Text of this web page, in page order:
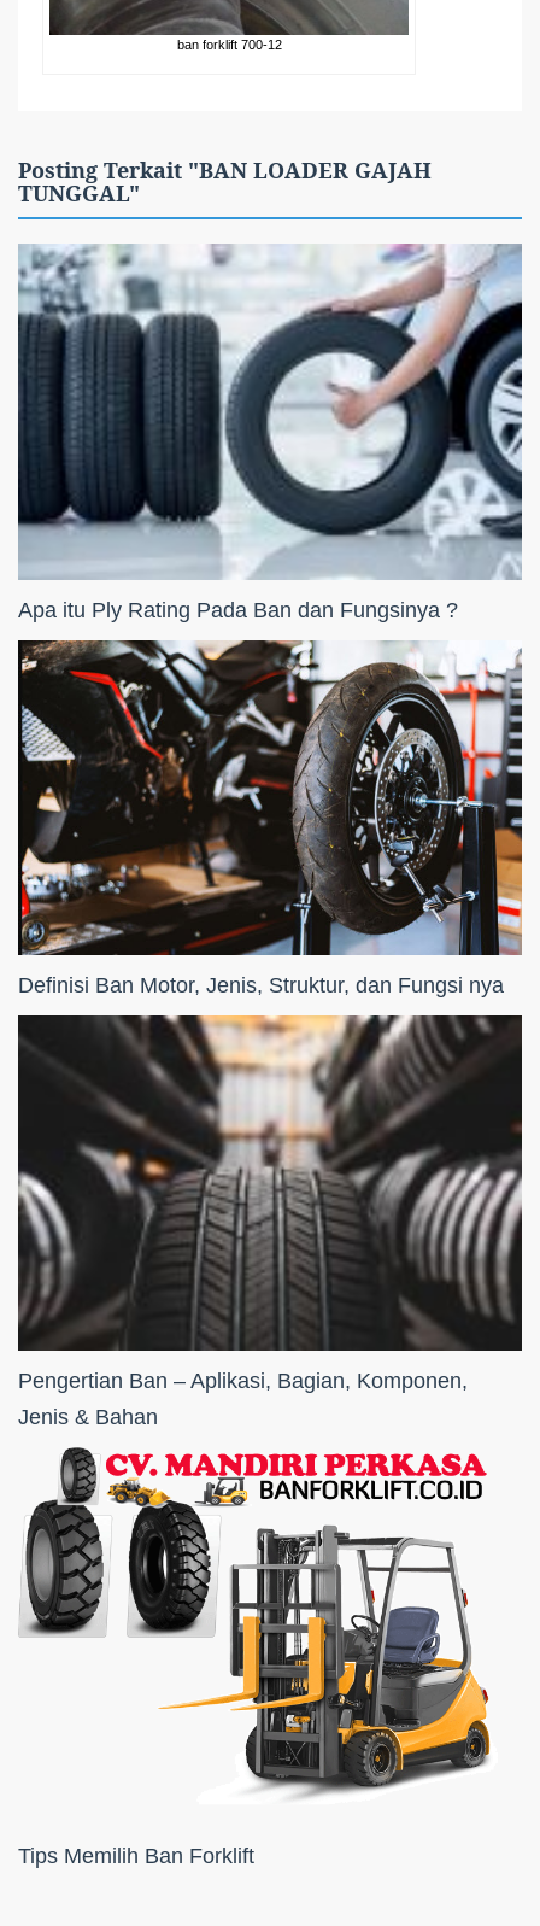
ban forklift 700-12
Posting Terkait "BAN LOADER GAJAH
TUNGGAL"
Apa itu Ply Rating Pada Ban dan Fungsinya ?
Definisi Ban Motor, Jenis, Struktur, dan Fungsi nya
Pengertian Ban – Aplikasi, Bagian, Komponen,
Jenis & Bahan
Tips Memilih Ban Forklift